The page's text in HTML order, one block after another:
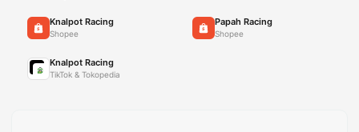
Knalpot Racing
Shopee
Papah Racing
Shopee
Knalpot Racing
TikTok & Tokopedia